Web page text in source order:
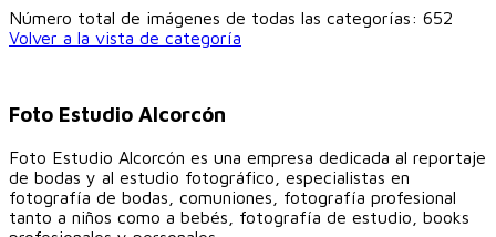
Número total de imágenes de todas las categorías: 652
Volver a la vista de categoría
Foto Estudio Alcorcón
Foto Estudio Alcorcón es una empresa dedicada al reportaje
de bodas y al estudio fotográfico, especialistas en
fotografía de bodas, comuniones, fotografía profesional
tanto a niños como a bebés, fotografía de estudio, books